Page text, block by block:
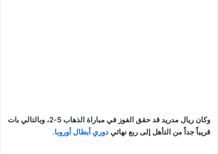
وكان ريال مدريد قد حقق الفوز في مباراة الذهاب 5-2، وبالتالي بات
قريباً جداً من التأهل إلى ربع نهائي دوري أبطال أوروبا.